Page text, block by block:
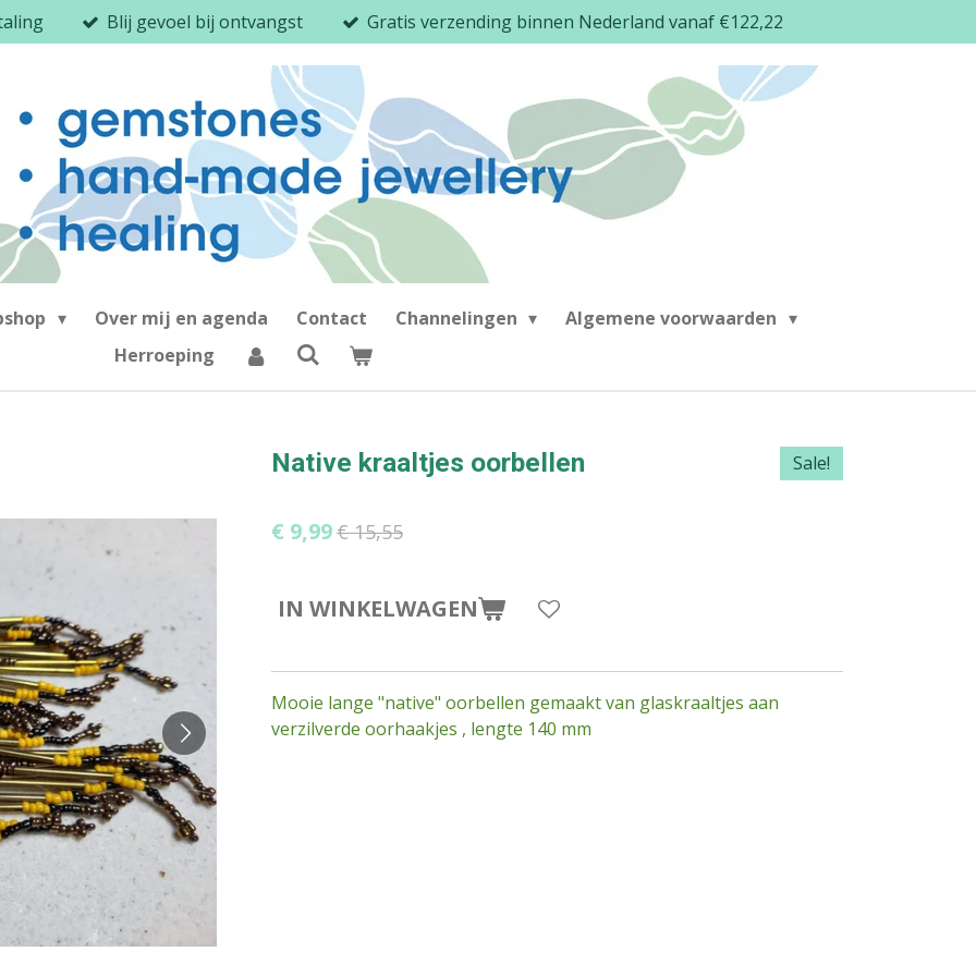
Blij gevoel bij ontvangst Gratis verzending binnen Nederland vanaf €122,22
Over mij en agenda Contact Channelingen
Algemene voorwaarden
Herroeping
Native kraaltjes oorbellen Sale!
€ 9,99€ 15,55
IN WINKELWAGEN
Mooie lange "native" oorbellen gemaakt van glaskraaltjes aan
verzilverde oorhaakjes , lengte 140 mm